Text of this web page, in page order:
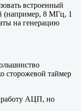
встроенный
(например, 8 МГц, 1
на генерацию
сторожевой таймер
работу АЦП, но